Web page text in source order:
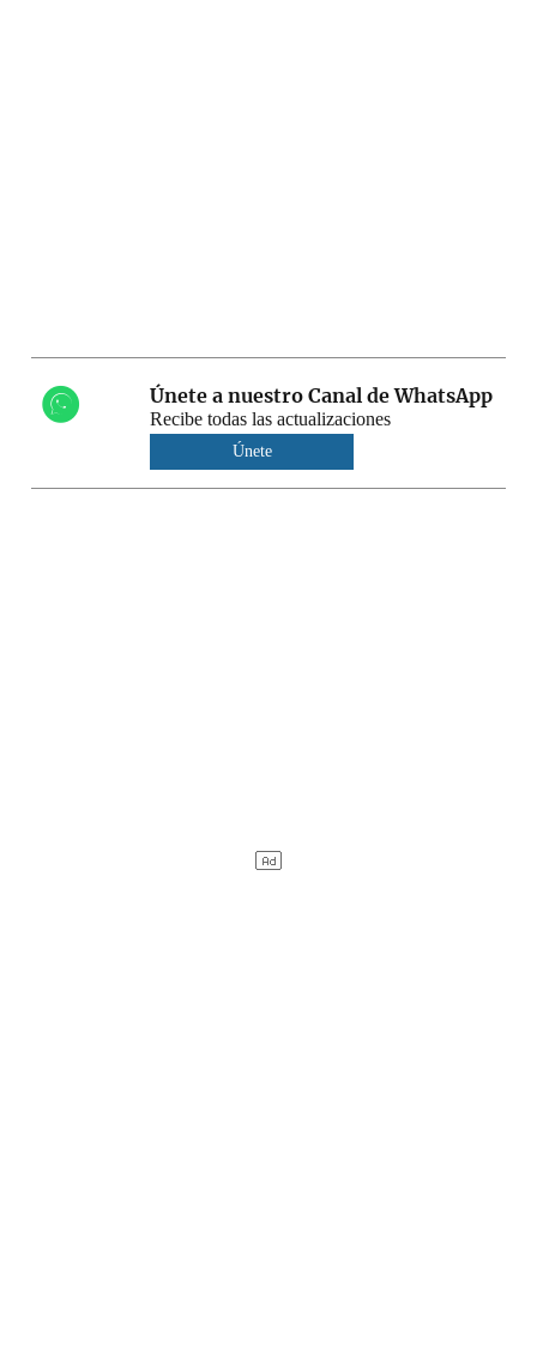
Únete a nuestro Canal de WhatsApp
Recibe todas las actualizaciones
Únete